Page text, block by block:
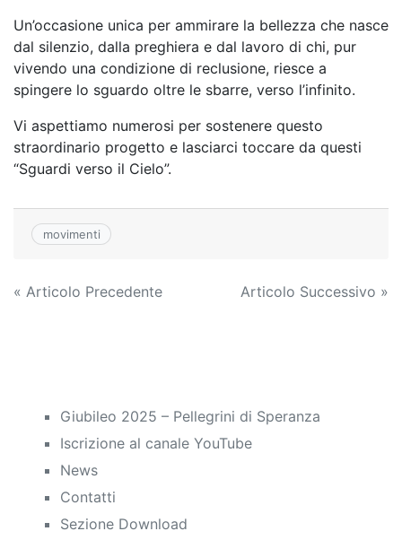
Un’occasione unica per ammirare la bellezza che nasce
dal silenzio, dalla preghiera e dal lavoro di chi, pur
vivendo una condizione di reclusione, riesce a
spingere lo sguardo oltre le sbarre, verso l’infinito.
Vi aspettiamo numerosi per sostenere questo
straordinario progetto e lasciarci toccare da questi
“Sguardi verso il Cielo”.
movimenti
Navigazione
« Articolo Precedente Articolo Successivo »
Giubileo 2025 – Pellegrini di Speranza
Iscrizione al canale YouTube
News
Contatti
Sezione Download